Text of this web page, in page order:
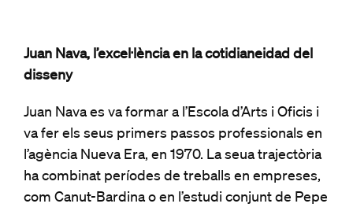
Juan Nava, l’excel·lència en la cotidianeidad del
disseny
Juan Nava es va formar a l’Escola d’Arts i Oficis i
va fer els seus primers passos professionals en
l’agència Nueva Era, en 1970. La seua trajectòria
ha combinat períodes de treballs en empreses,
com Canut-Bardina o en l’estudi conjunt de Pepe